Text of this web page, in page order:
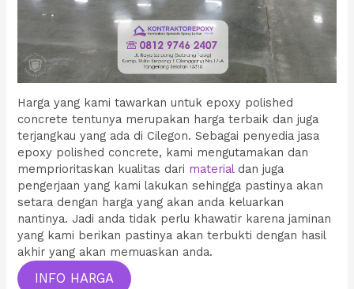
Harga yang kami tawarkan untuk epoxy polished
concrete tentunya merupakan harga terbaik dan juga
terjangkau yang ada di Cilegon. Sebagai penyedia jasa
epoxy polished concrete, kami mengutamakan dan
memprioritaskan kualitas dari materialdan juga
pengerjaan yang kami lakukan sehingga pastinya akan
setara dengan harga yang akan anda keluarkan
nantinya. Jadi anda tidak perlu khawatir karena jaminan
yang kami berikan pastinya akan terbukti dengan hasil
akhir yang akan memuaskan anda.
INFO HARGA